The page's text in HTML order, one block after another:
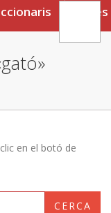
Eines
en el botó de
CERCA